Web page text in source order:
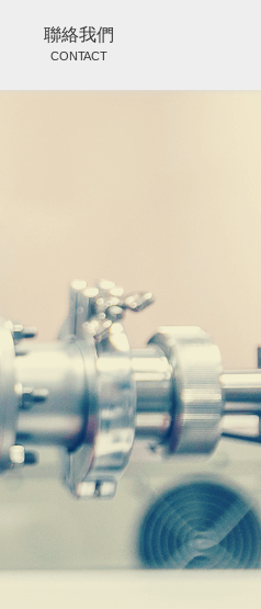
聯絡我們
CONTACT